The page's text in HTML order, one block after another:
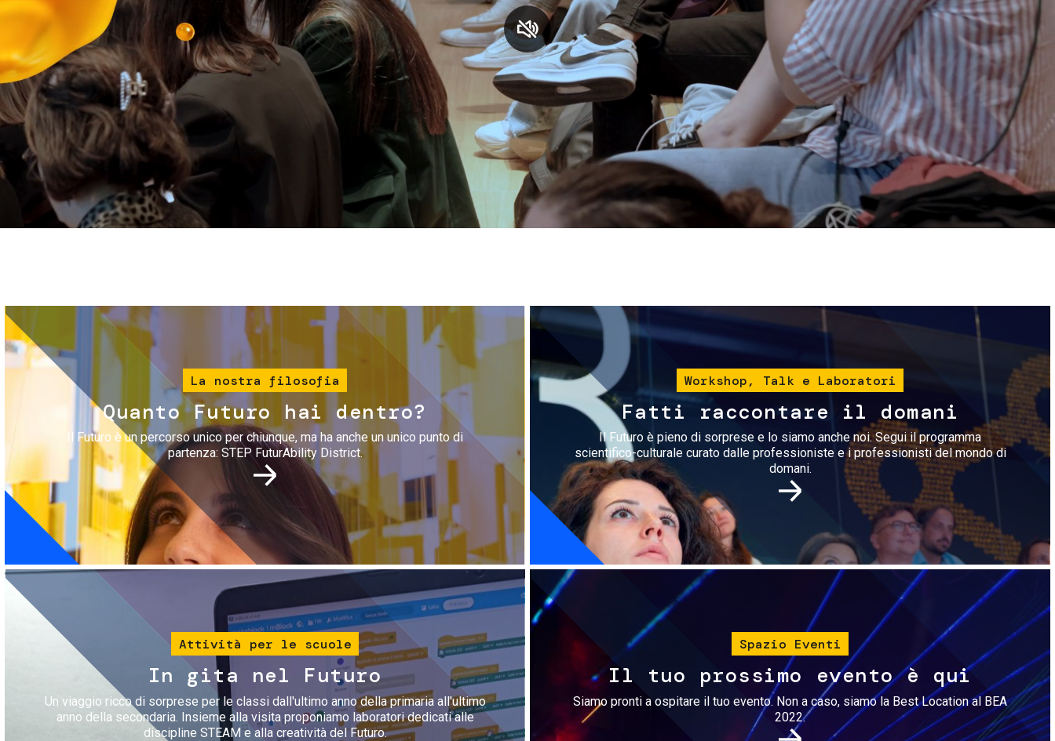
Servizi e accessibilità
Contatti
Biglietti
Immagine
La nostra filosofia
Quanto Futuro hai dentro?
Il Futuro è un percorso unico per chiunque, ma ha anche un unico punto di
partenza: STEP FuturAbility District.
Immagine
Workshop, Talk e Laboratori
Fatti raccontare il domani
Il Futuro è pieno di sorprese e lo siamo anche noi. Segui il programma
scientifico-culturale curato dalle professioniste e i professionisti del mondo di
domani.
Immagine
Attività per le scuole
In gita nel Futuro
Un viaggio ricco di sorprese per le classi dall'ultimo anno della primaria all'ultimo
anno della secondaria. Insieme alla visita proponiamo laboratori dedicati alle
discipline STEAM e alla creatività del Futuro.
Immagine
Spazio Eventi
Il tuo prossimo evento è qui
Siamo pronti a ospitare il tuo evento. Non a caso, siamo la Best Location al BEA
2022.